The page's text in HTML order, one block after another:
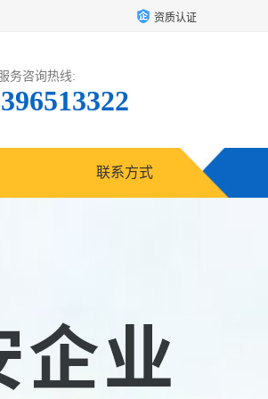
资质认证
务咨询热线:
联系方式